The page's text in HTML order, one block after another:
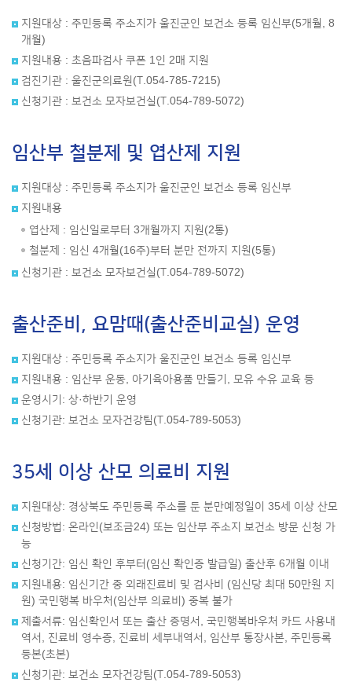
지원대상 : 주민등록 주소지가 울진군인 보건소 등록 임신부(5개월, 8
개월)
지원내용 : 초음파검사 쿠폰 1인 2매 지원
검진기관 : 울진군의료원(T.054-785-7215)
신청기관 : 보건소 모자보건실(T.054-789-5072)
임산부 철분제 및 엽산제 지원
지원대상 : 주민등록 주소지가 울진군인 보건소 등록 임신부
지원내용
엽산제 : 임신일로부터 3개월까지 지원(2통)
철분제 : 임신 4개월(16주)부터 분만 전까지 지원(5통)
신청기관 : 보건소 모자보건실(T.054-789-5072)
출산준비, 요맘때(출산준비교실) 운영
지원대상 : 주민등록 주소지가 울진군인 보건소 등록 임신부
지원내용 : 임산부 운동, 아기육아용품 만들기, 모유 수유 교육 등
운영시기: 상·하반기 운영
신청기관: 보건소 모자건강팀(T.054-789-5053)
35세 이상 산모 의료비 지원
지원대상: 경상북도 주민등록 주소를 둔 분만예정일이 35세 이상 산모
신청방법: 온라인(보조금24) 또는 임산부 주소지 보건소 방문 신청 가
능
신청기간: 임신 확인 후부터(임신 확인증 발급일) 출산후 6개월 이내
지원내용: 임신기간 중 외래진료비 및 검사비 (임신당 최대 50만원 지
원) 국민행복 바우처(임산부 의료비) 중복 불가
제출서류: 임신확인서 또는 출산 증명서, 국민행복바우처 카드 사용내
역서, 진료비 영수증, 진료비 세부내역서, 임산부 통장사본, 주민등록
등본(초본)
신청기관: 보건소 모자건강팀(T.054-789-5053)